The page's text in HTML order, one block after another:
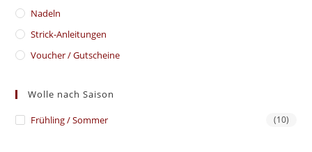
Nadeln
Strick-Anleitungen
Voucher / Gutscheine
Wolle nach Saison
Frühling / Sommer (10)